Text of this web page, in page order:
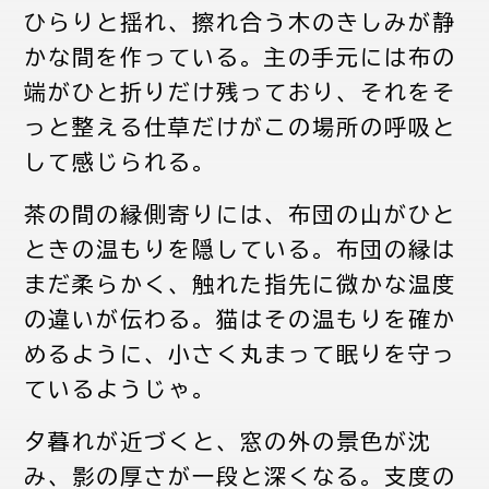
ひらりと揺れ、擦れ合う木のきしみが静
かな間を作っている。主の手元には布の
端がひと折りだけ残っており、それをそ
っと整える仕草だけがこの場所の呼吸と
して感じられる。
茶の間の縁側寄りには、布団の山がひと
ときの温もりを隠している。布団の縁は
まだ柔らかく、触れた指先に微かな温度
の違いが伝わる。猫はその温もりを確か
めるように、小さく丸まって眠りを守っ
ているようじゃ。
夕暮れが近づくと、窓の外の景色が沈
み、影の厚さが一段と深くなる。支度の